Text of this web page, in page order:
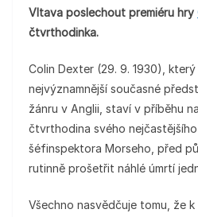
Vltava poslechout premiéru hry
čtvrthodinka.
Colin Dexter (29. 9. 1930),
nejvýznamnější současné
žánru v Anglii, staví v příběhu
čtvrthodina svého
šéfinspektora Morseho, před
rutinně prošetřit náhlé úmrtí
Všechno nasvědčuje tomu, že k